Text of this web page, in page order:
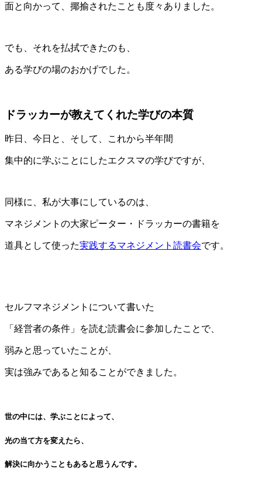
面と向かって、揶揄されたことも度々ありました。
でも、それを払拭できたのも、
ある学びの場のおかげでした。
ドラッカーが教えてくれた学びの本質
昨日、今日と、そして、これから半年間
集中的に学ぶことにしたエクスマの学びですが、
同様に、私が大事にしているのは、
マネジメントの大家ピーター・ドラッカーの書籍を
道具として使った実践するマネジメント読書会です。
セルフマネジメントについて書いた
「経営者の条件」を読む読書会に参加したことで、
弱みと思っていたことが、
実は強みであると知ることができました。
世の中には、学ぶことによって、
光の当て方を変えたら、
解決に向かうこともあると思うんです。